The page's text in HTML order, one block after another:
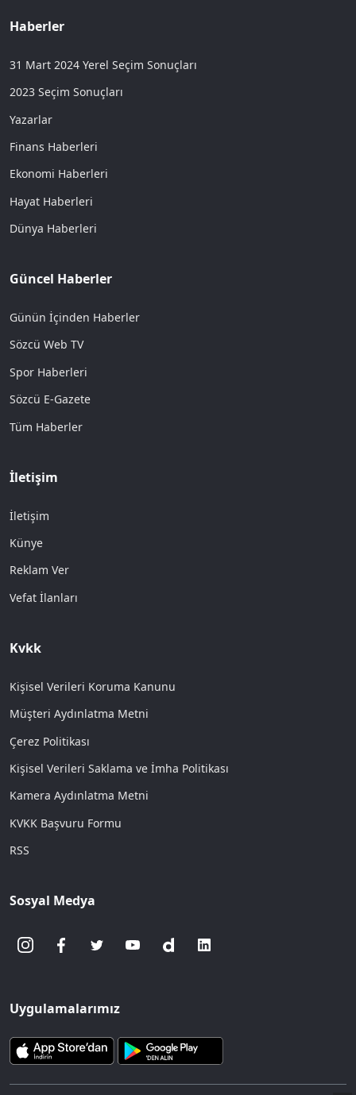
Haberler
31 Mart 2024 Yerel Seçim Sonuçları
2023 Seçim Sonuçları
Yazarlar
Finans Haberleri
Ekonomi Haberleri
Hayat Haberleri
Dünya Haberleri
Güncel Haberler
Günün İçinden Haberler
Sözcü Web TV
Spor Haberleri
Sözcü E-Gazete
Tüm Haberler
İletişim
İletişim
Künye
Reklam Ver
Vefat İlanları
Kvkk
Kişisel Verileri Koruma Kanunu
Müşteri Aydınlatma Metni
Çerez Politikası
Kişisel Verileri Saklama ve İmha Politikası
Kamera Aydınlatma Metni
KVKK Başvuru Formu
RSS
Sosyal Medya
Uygulamalarımız